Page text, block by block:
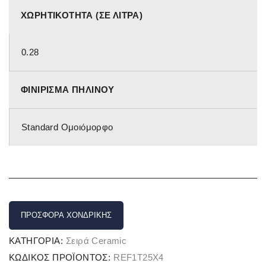
ΧΩΡΗΤΙΚΌΤΗΤΑ (ΣΕ ΛΊΤΡΑ)
0.28
ΦΙΝΊΡΙΣΜΑ ΠΉΛΙΝΟΥ
Standard Ομοιόμορφο
ΠΡΟΣΦΟΡΆ ΧΟΝΔΡΙΚΉΣ
ΚΑΤΗΓΟΡΊΑ: Σειρά Ceramic
ΚΩΔΙΚΌΣ ΠΡΟΪΌΝΤΟΣ: REF1T25X4